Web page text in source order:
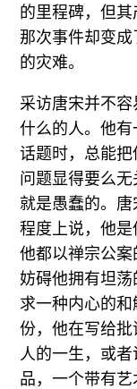
的里程碑，但
那次事件却变
的灾难。
采访唐宋并不
什么的人。他
话题时，总能
问题显得要么
就是愚蠢的。
程度上说，他是
他都以禅宗公
妨碍他拥有坦
求一种内心的
份，他在写给
人的一生，或
品，一个带有